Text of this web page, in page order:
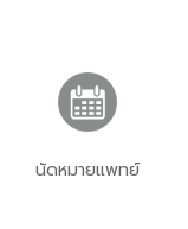
นัดหมายแพทย์